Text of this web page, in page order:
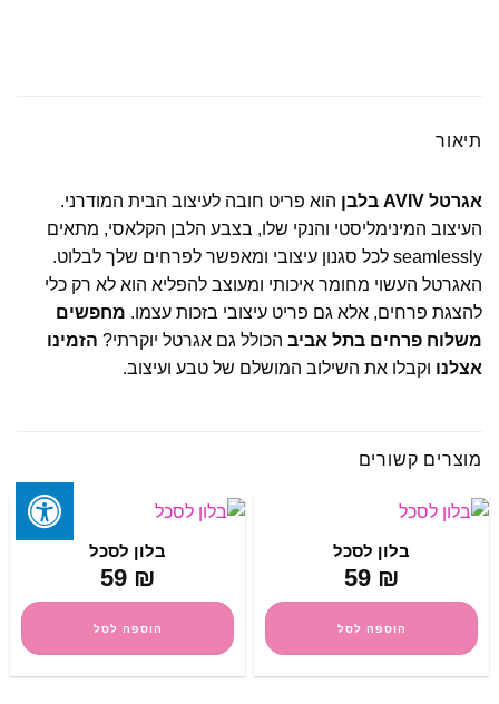
תיאור
אגרטל AVIV בלבן
הוא פריט חובה לעיצוב הבית המודרני.
העיצוב המינימליסטי והנקי שלו, בצבע הלבן הקלאסי, מתאים
seamlessly לכל סגנון עיצובי ומאפשר לפרחים שלך לבלוט.
האגרטל העשוי מחומר איכותי ומעוצב להפליא הוא לא רק כלי
להצגת פרחים, אלא גם פריט עיצובי בזכות עצמו. מחפשים
משלוח פרחים בתל אביב הכולל גם אגרטל יוקרתי? הזמינו
אצלנו וקבלו את השילוב המושלם של טבע ועיצוב.
מוצרים קשורים
בלון לסכל
59 ₪
הוספה לסל
בלון לסכל
59 ₪
הוספה לסל